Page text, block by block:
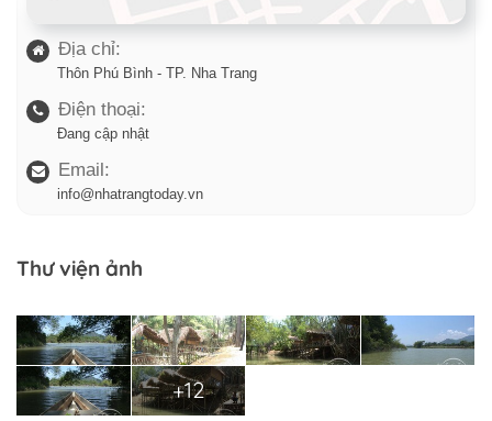
Địa chỉ:
Thôn Phú Bình - TP. Nha Trang
Điện thoại:
Đang cập nhật
Email:
info@nhatrangtoday.vn
Thư viện ảnh
+12